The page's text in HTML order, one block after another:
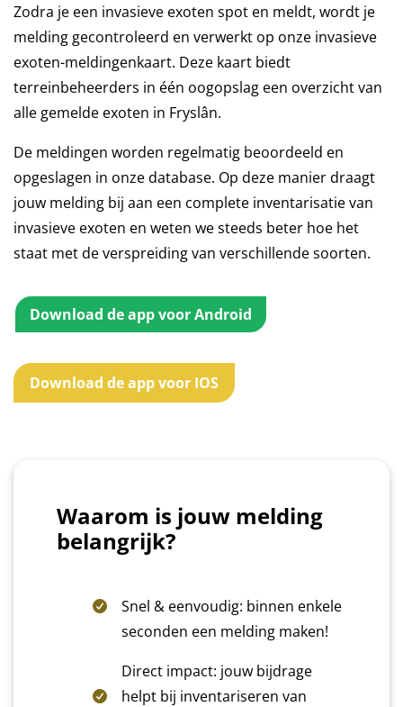
Zodra je een invasieve exoten spot en meldt, wordt je
melding gecontroleerd en verwerkt op onze invasieve
exoten-meldingenkaart. Deze kaart biedt
terreinbeheerders in één oogopslag een overzicht van
alle gemelde exoten in Fryslân.
De meldingen worden regelmatig beoordeeld en
opgeslagen in onze database. Op deze manier draagt
jouw melding bij aan een complete inventarisatie van
invasieve exoten en weten we steeds beter hoe het
staat met de verspreiding van verschillende soorten.
Download de app voor Android
Download de app voor IOS
Waarom is jouw melding
belangrijk?
Snel & eenvoudig: binnen enkele
seconden een melding maken!
Direct impact: jouw bijdrage
helpt bij inventariseren van